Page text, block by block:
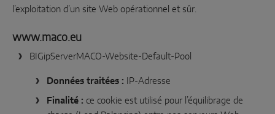
l’exploitation d’un site Web opérationnel et sûr.
www.maco.eu
BIGipServerMACO-Website-Default-Pool
Données traitées : IP-Adresse
Finalité : ce cookie est utilisé pour l’équilibrage de